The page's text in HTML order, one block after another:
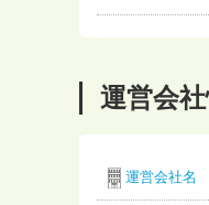
運営会
運営会社名